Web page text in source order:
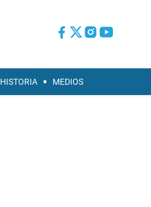
HISTORIA MEDIOS